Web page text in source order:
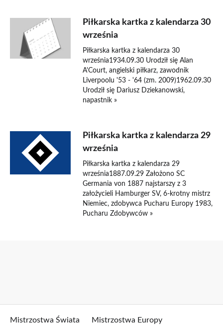
Piłkarska kartka z kalendarza 30
września
Piłkarska kartka z kalendarza 30
września1934.09.30 Urodził się Alan
A'Court, angielski piłkarz, zawodnik
Liverpoolu '53 - '64 (zm. 2009)1962.09.30
Urodził się Dariusz Dziekanowski,
napastnik »
Piłkarska kartka z kalendarza 29
września
Piłkarska kartka z kalendarza 29
września1887.09.29 Założono SC
Germania von 1887 najstarszy z 3
założycieli Hamburger SV, 6-krotny mistrz
Niemiec, zdobywca Pucharu Europy 1983,
Pucharu Zdobywców »
Mistrzostwa Świata Mistrzostwa Europy